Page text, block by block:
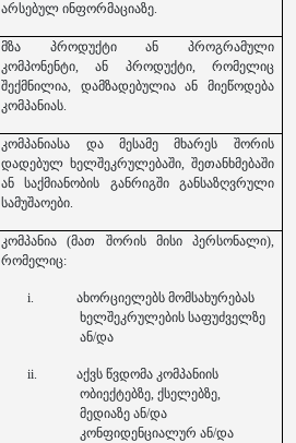
არსებულ ინფორმაციაზე.
მზა პროდუქტი ან პროგრამული
კომპონენტი, ან პროდუქტი, რომელიც
შექმნილია, დამზადებულია ან მიეწოდება
კომპანიას.
კომპანიასა და მესამე მხარეს შორის
დადებულ ხელშეკრულებაში, შეთანხმებაში
ან საქმიანობის განრიგში განსაზღვრული
სამუშაოები.
კომპანია (მათ შორის მისი პერსონალი),
რომელიც:
i. ახორციელებს მომსახურებას
ხელშეკრულების საფუძველზე
ან/და
ii.
აქვს წვდომა კომპანიის
ობიექტებზე, ქსელებზე,
მედიაზე ან/და
კონფიდენციალურ ან/და